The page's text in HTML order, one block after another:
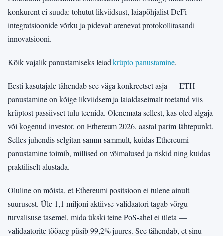
konkurent ei suuda: tohutut likviidsust, laiapõhjalist DeFi-
integratsioonide võrku ja pidevalt arenevat protokollitasandi
innovatsiooni.
Kõik vajalik panustamiseks leiad krüpto panustamine.
Eesti kasutajale tähendab see väga konkreetset asja — ETH
panustamine on kõige likviidsem ja laialdaseimalt toetatud viis
krüptost passiivset tulu teenida. Olenemata sellest, kas oled algaja
või kogenud investor, on Ethereum 2026. aastal parim lähtepunkt.
Selles juhendis selgitan samm-sammult, kuidas Ethereumi
panustamine toimib, millised on võimalused ja riskid ning kuidas
praktiliselt alustada.
Oluline on mõista, et Ethereumi positsioon ei tulene ainult
suurusest. Üle 1,1 miljoni aktiivse validaatori tagab võrgu
turvalisuse tasemel, mida ükski teine PoS-ahel ei ületa —
validaatorite tööaeg püsib 99,2% juures. See tähendab, et sinu